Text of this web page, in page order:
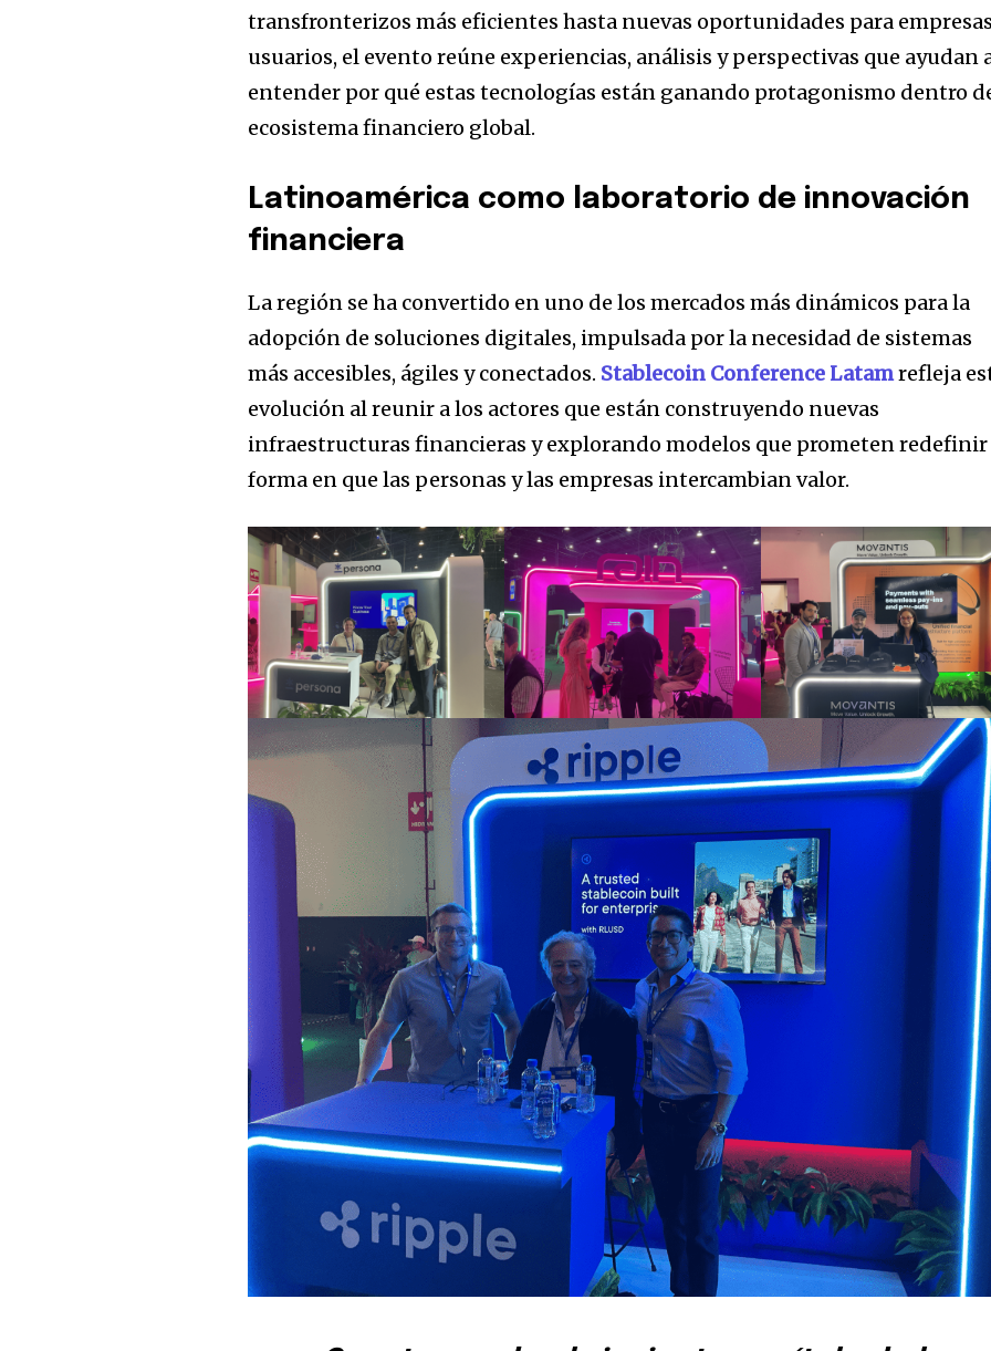
transfronterizos más eficientes hasta nuevas oportunidades para
usuarios, el evento reúne experiencias, análisis y perspectivas que ayudan
entender por qué estas tecnologías están ganando protagonismo dentro
ecosistema financiero global.
Latinoamérica como laboratorio de innovación
financiera
La región se ha convertido en uno de los mercados más dinámicos para la
adopción de soluciones digitales, impulsada por la necesidad de sistemas
más accesibles, ágiles y conectados. Stablecoin Conference Latamrefleja
evolución al reunir a los actores que están construyendo nuevas
infraestructuras financieras y explorando modelos que prometen redefinir
forma en que las personas y las empresas intercambian valor.